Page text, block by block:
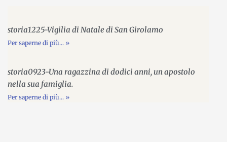
storia1225-Vigilia di Natale di San Girolamo
Per saperne di più... »
storia0923-Una ragazzina di dodici anni, un apostolo
nella sua famiglia.
Per saperne di più... »